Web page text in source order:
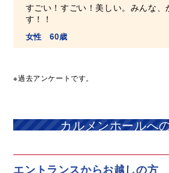
すごい！すごい！美しい。みんな、
す！！
女性 60歳
※過去アンケートです。
カルメンホールへ
エントランスからお越しの方